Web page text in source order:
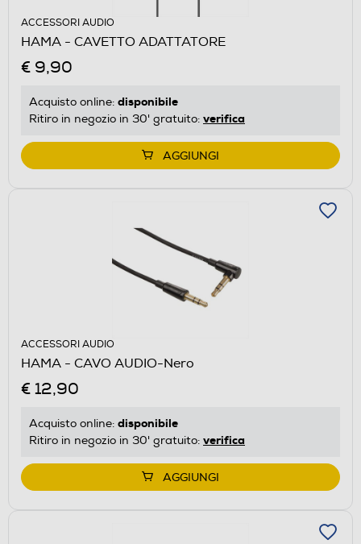
ACCESSORI AUDIO
HAMA - CAVETTO ADATTATORE
€ 9,90
Acquisto online: disponibile
Ritiro in negozio in 30' gratuito: verifica
AGGIUNGI
ACCESSORI AUDIO
HAMA - CAVO AUDIO-Nero
€ 12,90
Acquisto online: disponibile
Ritiro in negozio in 30' gratuito: verifica
AGGIUNGI